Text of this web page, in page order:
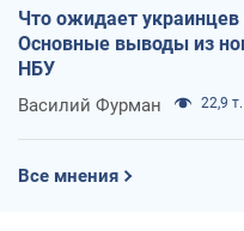
Что ожидает украинцев
Основные выводы из
НБУ
Василий Фурман 22,9 т.
Все мнения